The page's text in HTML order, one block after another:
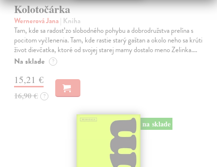
Kolotočárka
Wernerová Jana| Kniha
Tam, kde sa radosť zo slobodného pohybu a dobrodružstva prelína s
pocitom vyčlenenia. Tam, kde rastie starý gaštan a okolo neho sa krúti
život dievčatka, ktoré od svojej starej mamy dostalo meno Zelinka.…
Na sklade ?
15,21 €
16,90 € ?
na sklade